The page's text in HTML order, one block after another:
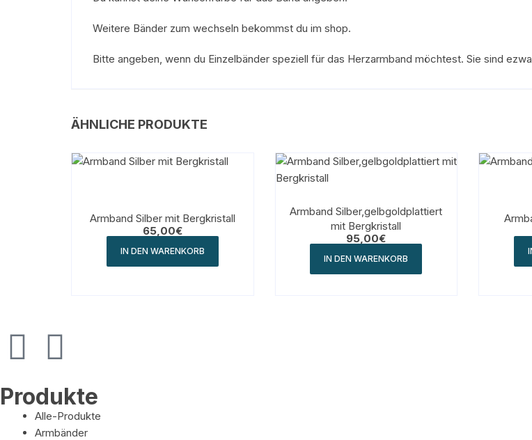
Weitere Bänder zum wechseln bekommst du im shop.
Bitte angeben, wenn du Einzelbänder speziell für das Herzarmband möchtest. Sie sind
ÄHNLICHE PRODUKTE
Armband Silber mit Bergkristall
65,00€
IN DEN WARENKORB
Armband Silber,gelbgoldplattiert
mit Bergkristall
95,00€
IN DEN WARENKORB
Produkte
Alle-Produkte
Armbänder